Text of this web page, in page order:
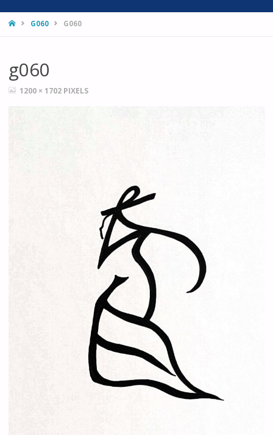
HOMEG060 G060
g060
FULL1200 × 1702 PIXELS